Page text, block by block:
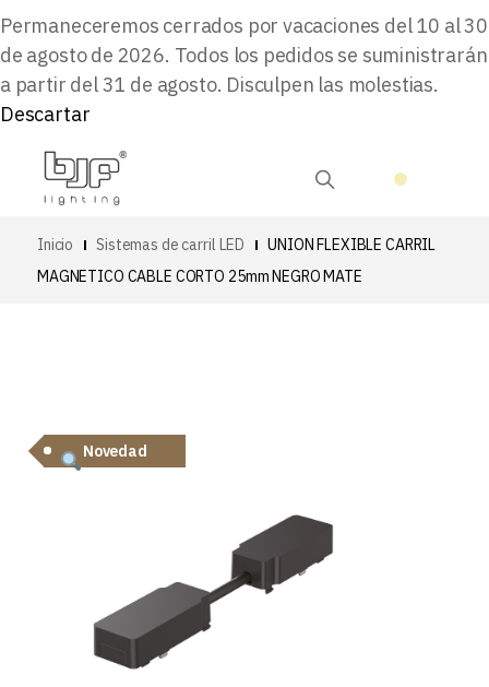
Permaneceremos cerrados por vacaciones del 10 al 30
de agosto de 2026. Todos los pedidos se suministrarán
a partir del 31 de agosto. Disculpen las molestias.
Descartar
Inicio Sistemas de carril LED
UNION FLEXIBLE CARRIL
MAGNETICO CABLE CORTO 25mm NEGRO MATE
Novedad